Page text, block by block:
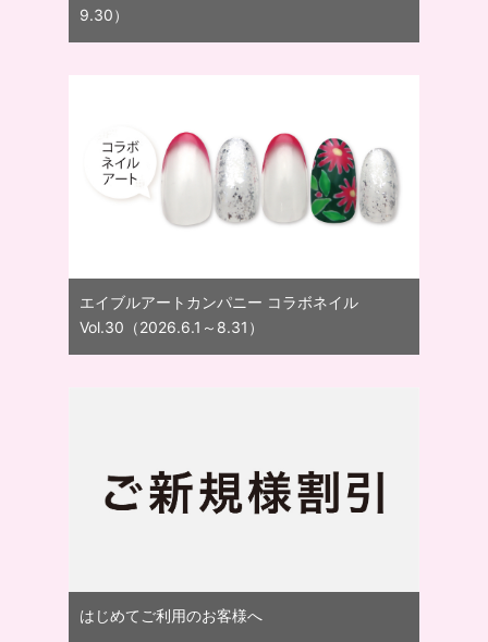
9.30）
エイブルアートカンパニー コラボネイル
Vol.30（2026.6.1～8.31）
はじめてご利用のお客様へ